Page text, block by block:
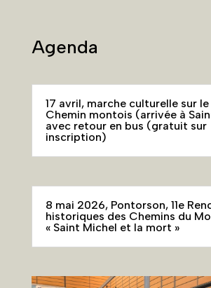
Agenda
17 avril, marche culturelle sur
Chemin montois (arrivée à
avec retour en bus (gratuit sur
inscription)
8 mai 2026, Pontorson, 11e
historiques des Chemins du
« Saint Michel et la mort »